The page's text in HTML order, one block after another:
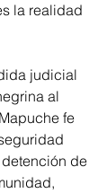
la realidad
judicial
al
fe
de